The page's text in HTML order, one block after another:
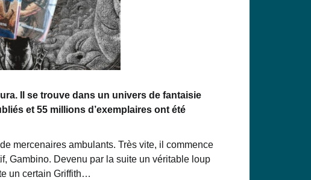
se trouve dans un univers de fantaisie
et 55 millions d’exemplaires ont été
mercenaires ambulants. Très vite, il commence
Gambino. Devenu par la suite un véritable loup
un certain Griffith…